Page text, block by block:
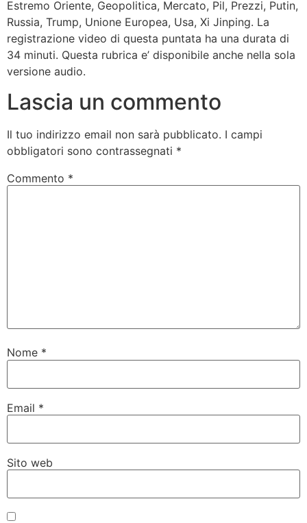
Estremo Oriente, Geopolitica, Mercato, Pil, Prezzi, Putin,
Russia, Trump, Unione Europea, Usa, Xi Jinping. La
registrazione video di questa puntata ha una durata di
34 minuti. Questa rubrica e’ disponibile anche nella sola
versione audio.
Lascia un commento
Il tuo indirizzo email non sarà pubblicato. I campi
obbligatori sono contrassegnati *
Commento *
Nome *
Email *
Sito web